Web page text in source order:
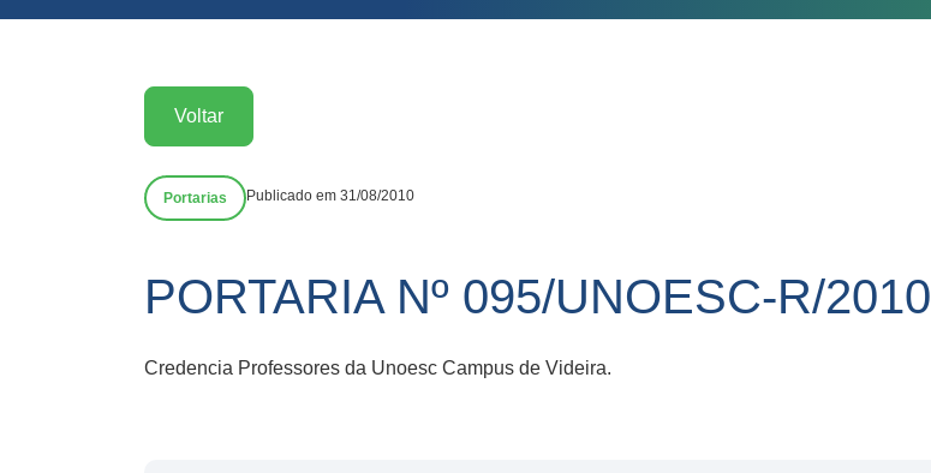
Voltar
Portarias Publicado em 31/08/2010
PORTARIA Nº 095/UNOESC-R/2010
Credencia Professores da Unoesc Campus de Videira.